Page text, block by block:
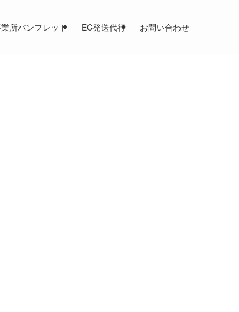
所パンフレット EC発送代行 お問い合わせ